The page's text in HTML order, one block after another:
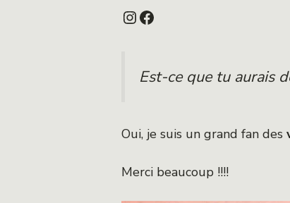
Instagram
Facebook
Est-ce que tu aurais
Oui, je suis un grand fan des
Merci beaucoup !!!!